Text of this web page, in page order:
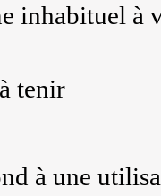
inhabituel à
tenir
à une